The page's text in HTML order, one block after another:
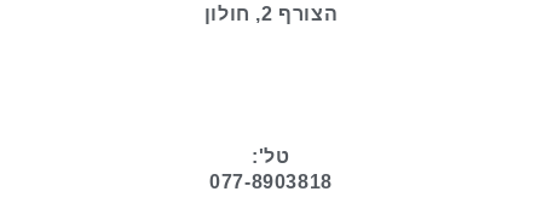
הצורף 2, חולון
טל':
077-8903818